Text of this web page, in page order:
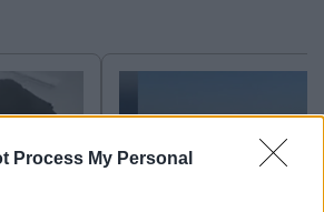
Process My Personal